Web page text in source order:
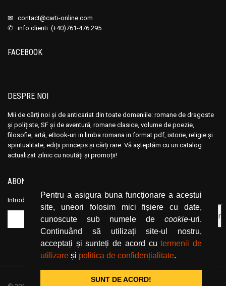
Pentru a asigura buna funcționare a acestui
site, uneori folosim mici fișiere cu date,
cunoscute sub numele de cookie-uri.
Continuând să utilizați site-ul nostru,
acceptați și sunteți de acord cutermenii de
utilizare și politica de confidențialitate.
SUNT DE ACORD!
✉ contact@carti-online.com
✆ info clienti: (+40)761-476.295
FACEBOOK
DESPRE NOI
Mii de cărți noi și de anticariat din toate domeniile: romane de dragoste
și polițiste, SF și de aventură, romane clasice, volume de poezie,
filosofie, artă, eBook-uri in limba romana in format pdf, istorie, religie și
spiritualitate, ediții princeps și cărți rare. Vă așteptăm cu un catalog
actualizat zilnic cu noutăți și promoții!
ABONEAZĂ-TE LA NEWSLETTER
Introduceți adresa dvs. de email și dați click pe butonul de abonare.